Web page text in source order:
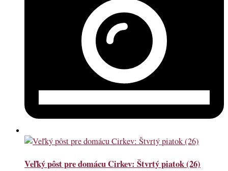
Veľký pôst pre domácu Cirkev: Štvrtý piatok (26)